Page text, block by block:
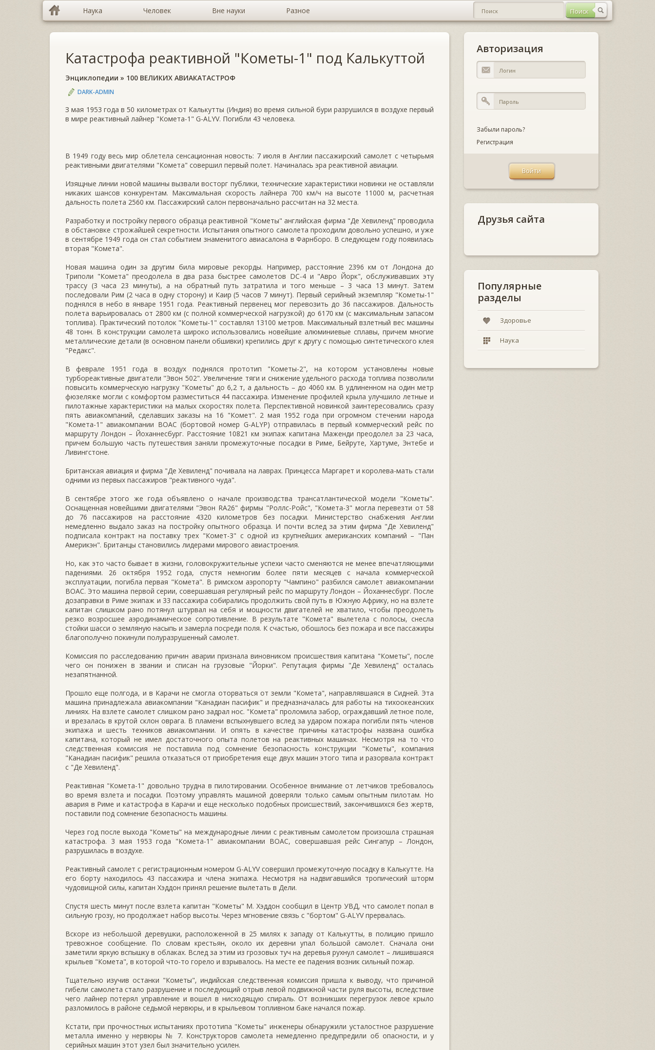
Наука Человек Вне науки Разное
Катастрофа реактивной "Кометы-1" под Калькуттой
Энциклопедии » 100 ВЕЛИКИХ АВИАКАТАСТРОФ
DARK-ADMIN
З мая 1953 года в 50 километрах от Калькутты (Индия) во время сильной бури разрушился в воздухе первый
в мире реактивный лайнер "Комета-1" G-ALYV. Погибли 43 человека.
В 1949 году весь мир облетела сенсационная новость: 7 июля в Англии пассажирский самолет с четырьмя
реактивными двигателями "Комета" совершил первый полет. Начиналась эра реактивной авиации.
Изящные линии новой машины вызвали восторг публики, технические характеристики новинки не оставляли
никаких шансов конкурентам. Максимальная скорость лайнера 700 км/ч на высоте 11000 м, расчетная
дальность полета 2560 км. Пассажирский салон первоначально рассчитан на 32 места.
Разработку и постройку первого образца реактивной "Кометы" английская фирма "Де Хевиленд" проводила
в обстановке строжайшей секретности. Испытания опытного самолета проходили довольно успешно, и уже
в сентябре 1949 года он стал событием знаменитого авиасалона в Фарнборо. В следующем году появилась
вторая "Комета".
Новая машина один за другим била мировые рекорды. Например, расстояние 2396 км от Лондона до
Триполи "Комета" преодолела в два раза быстрее самолетов DC-4 и "Авро Йорк", обслуживавших эту
трассу (3 часа 23 минуты), а на обратный путь затратила и того меньше – 3 часа 13 минут. Затем
последовали Рим (2 часа в одну сторону) и Каир (5 часов 7 минут). Первый серийный экземпляр "Кометы-1"
поднялся в небо в январе 1951 года. Реактивный первенец мог перевозить до 36 пассажиров. Дальность
полета варьировалась от 2800 км (с полной коммерческой нагрузкой) до 6170 км (с максимальным запасом
топлива). Практический потолок "Кометы-1" составлял 13100 метров. Максимальный взлетный вес машины
48 тонн. В конструкции самолета широко использовались новейшие алюминиевые сплавы, причем многие
металлические детали (в основном панели обшивки) крепились друг к другу с помощью синтетического клея
"Редакс".
В феврале 1951 года в воздух поднялся прототип "Кометы-2", на котором установлены новые
турбореактивные двигатели "Эвон 502". Увеличение тяги и снижение удельного расхода топлива позволили
повысить коммерческую нагрузку "Кометы" до 6,2 т, а дальность – до 4060 км. В удлиненном на один метр
фюзеляже могли с комфортом разместиться 44 пассажира. Изменение профилей крыла улучшило летные и
пилотажные характеристики на малых скоростях полета. Перспективной новинкой заинтересовались сразу
пять авиакомпаний, сделавших заказы на 16 "Комет". 2 мая 1952 года при огромном стечении народа
"Комета-1" авиакомпании BOAC (бортовой номер G-ALYP) отправилась в первый коммерческий рейс по
маршруту Лондон – Йоханнесбург. Расстояние 10821 км экипаж капитана Маженди преодолел за 23 часа,
причем большую часть путешествия заняли промежуточные посадки в Риме, Бейруте, Хартуме, Энтебе и
Ливингстоне.
Британская авиация и фирма "Де Хевиленд" почивала на лаврах. Принцесса Маргарет и королева-мать стали
одними из первых пассажиров "реактивного чуда".
В сентябре этого же года объявлено о начале производства трансатлантической модели "Кометы".
Оснащенная новейшими двигателями "Эвон RA26" фирмы "Роллс-Ройс", "Комета-3" могла перевезти от 58
до 76 пассажиров на расстояние 4320 километров без посадки. Министерство снабжения Англии
немедленно выдало заказ на постройку опытного образца. И почти вслед за этим фирма "Де Хевиленд"
подписала контракт на поставку трех "Комет-3" с одной из крупнейших американских компаний – "Пан
Америкэн". Британцы становились лидерами мирового авиастроения.
Но, как это часто бывает в жизни, головокружительные успехи часто сменяются не менее впечатляющими
падениями. 26 октября 1952 года, спустя немногим более пяти месяцев с начала коммерческой
эксплуатации, погибла первая "Комета". В римском аэропорту "Чампино" разбился самолет авиакомпании
BOAC. Это машина первой серии, совершавшая регулярный рейс по маршруту Лондон – Йоханнесбург. После
дозаправки в Риме экипаж и 33 пассажира собирались продолжить свой путь в Южную Африку, но на взлете
капитан слишком рано потянул штурвал на себя и мощности двигателей не хватило, чтобы преодолеть
резко возросшее аэродинамическое сопротивление. В результате "Комета" вылетела с полосы, снесла
стойки шасси о земляную насыпь и замерла посреди поля. К счастью, обошлось без пожара и все пассажиры
благополучно покинули полуразрушенный самолет.
Комиссия по расследованию причин аварии признала виновником происшествия капитана "Кометы", после
чего он понижен в звании и списан на грузовые "Йорки". Репутация фирмы "Де Хевиленд" осталась
незапятнанной.
Прошло еще полгода, и в Карачи не смогла оторваться от земли "Комета", направлявшаяся в Сидней. Эта
машина принадлежала авиакомпании "Канадиан пасифик" и предназначалась для работы на тихоокеанских
линиях. На взлете самолет слишком рано задрал нос. "Комета" проломила забор, ограждавший летное поле,
и врезалась в крутой склон оврага. В пламени вспыхнувшего вслед за ударом пожара погибли пять членов
экипажа и шесть техников авиакомпании. И опять в качестве причины катастрофы названа ошибка
капитана, который не имел достаточного опыта полетов на реактивных машинах. Несмотря на то что
следственная комиссия не поставила под сомнение безопасность конструкции "Кометы", компания
"Канадиан пасифик" решила отказаться от приобретения еще двух машин этого типа и разорвала контракт
с "Де Хевиленд".
Реактивная "Комета-1" довольно трудна в пилотировании. Особенное внимание от летчиков требовалось
во время взлета и посадки. Поэтому управлять машиной доверяли только самым опытным пилотам. Но
авария в Риме и катастрофа в Карачи и еще несколько подобных происшествий, закончившихся без жертв,
поставили под сомнение безопасность машины.
Через год после выхода "Кометы" на международные линии с реактивным самолетом произошла страшная
катастрофа. 3 мая 1953 года "Комета-1" авиакомпании BOAC, совершавшая рейс Сингапур – Лондон,
разрушилась в воздухе.
Реактивный самолет с регистрационным номером G-ALYV совершил промежуточную посадку в Калькутте. На
его борту находилось 43 пассажира и члена экипажа. Несмотря на надвигавшийся тропический шторм
чудовищной силы, капитан Хэддон принял решение вылетать в Дели.
Спустя шесть минут после взлета капитан "Кометы" М. Хэддон сообщил в Центр УВД, что самолет попал в
сильную грозу, но продолжает набор высоты. Через мгновение связь с "бортом" G-ALYV прервалась.
Вскоре из небольшой деревушки, расположенной в 25 милях к западу от Калькутты, в полицию пришло
тревожное сообщение. По словам крестьян, около их деревни упал большой самолет. Сначала они
заметили яркую вспышку в облаках. Вслед за этим из грозовых туч на деревья рухнул самолет – лишившаяся
крыльев "Комета", в которой что-то горело и взрывалось. На месте ее падения возник сильный пожар.
Тщательно изучив останки "Кометы", индийская следственная комиссия пришла к выводу, что причиной
гибели самолета стало разрушение и последующий отрыв левой подвижной части руля высоты, вследствие
чего лайнер потерял управление и вошел в нисходящую спираль. От возникших перегрузок левое крыло
разломилось в районе седьмой нервюры, и в крыльевом топливном баке начался пожар.
Кстати, при прочностных испытаниях прототипа "Кометы" инженеры обнаружили усталостное разрушение
металла именно у нервюры № 7. Конструкторов самолета немедленно предупредили об опасности, и у
серийных машин этот узел был значительно усилен.
Авторизация
Забыли пароль?
Регистрация
Друзья сайта
Популярные
разделы
Здоровье
Наука